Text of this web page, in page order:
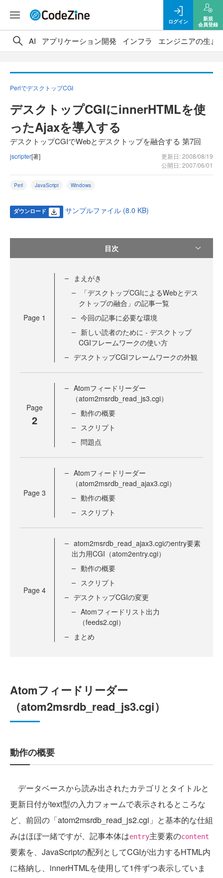
ログイン
新規
会員登録
AI アプリケーション開発 インフラ エンジニアの生き
PerlでデスクトップCGI
デスクトップCGIにinnerHTMLを使
ったAjaxを導入する
デスクトップCGIでWebとデスクトップを融合する 第7回
jscripter[著]
更新日: 2008/08/19
公開日: 2007/06/01
Perl JavaScript Windows
ダウンロード サンプルファイル (8.0 KB)
目次
Page 1
まえがき
「デスクトップCGIによるWebとデス
クトップの融合」の記事一覧
今回の記事に必要な環境
新しい読者のために - デスクトップ
CGIフレームワークの使い方
デスクトップCGIフレームワークの外観
Page
2
Atomフィードリーダー
（atom2msrdb_read_js3.cgi）
動作の概要
スクリプト
問題点
Page 3
Atomフィードリーダー
（atom2msrdb_read_ajax3.cgi）
動作の概要
スクリプト
Page 4
atom2msrdb_read_ajax3.cgiのentry要素
出力用CGI（atom2entry.cgi）
動作の概要
スクリプト
デスクトップCGIの変更
Atomフィードリスト出力
（feeds2.cgi）
まとめ
Atomフィードリーダー
（atom2msrdb_read_js3.cgi）
動作の概要
データベースから読み出されたカテゴリとタイトルと
更新日付がtext型の入力フォームで表示されるところな
ど、前回の「atom2msrdb_read_js2.cgi」と基本的な仕組
みはほぼ一緒ですが、記事本体はentry主要素のcontent
要素を、JavaScriptの配列としてCGIが出力するHTML内
に格納し、innerHTMLを使用して1件ずつ表示していま